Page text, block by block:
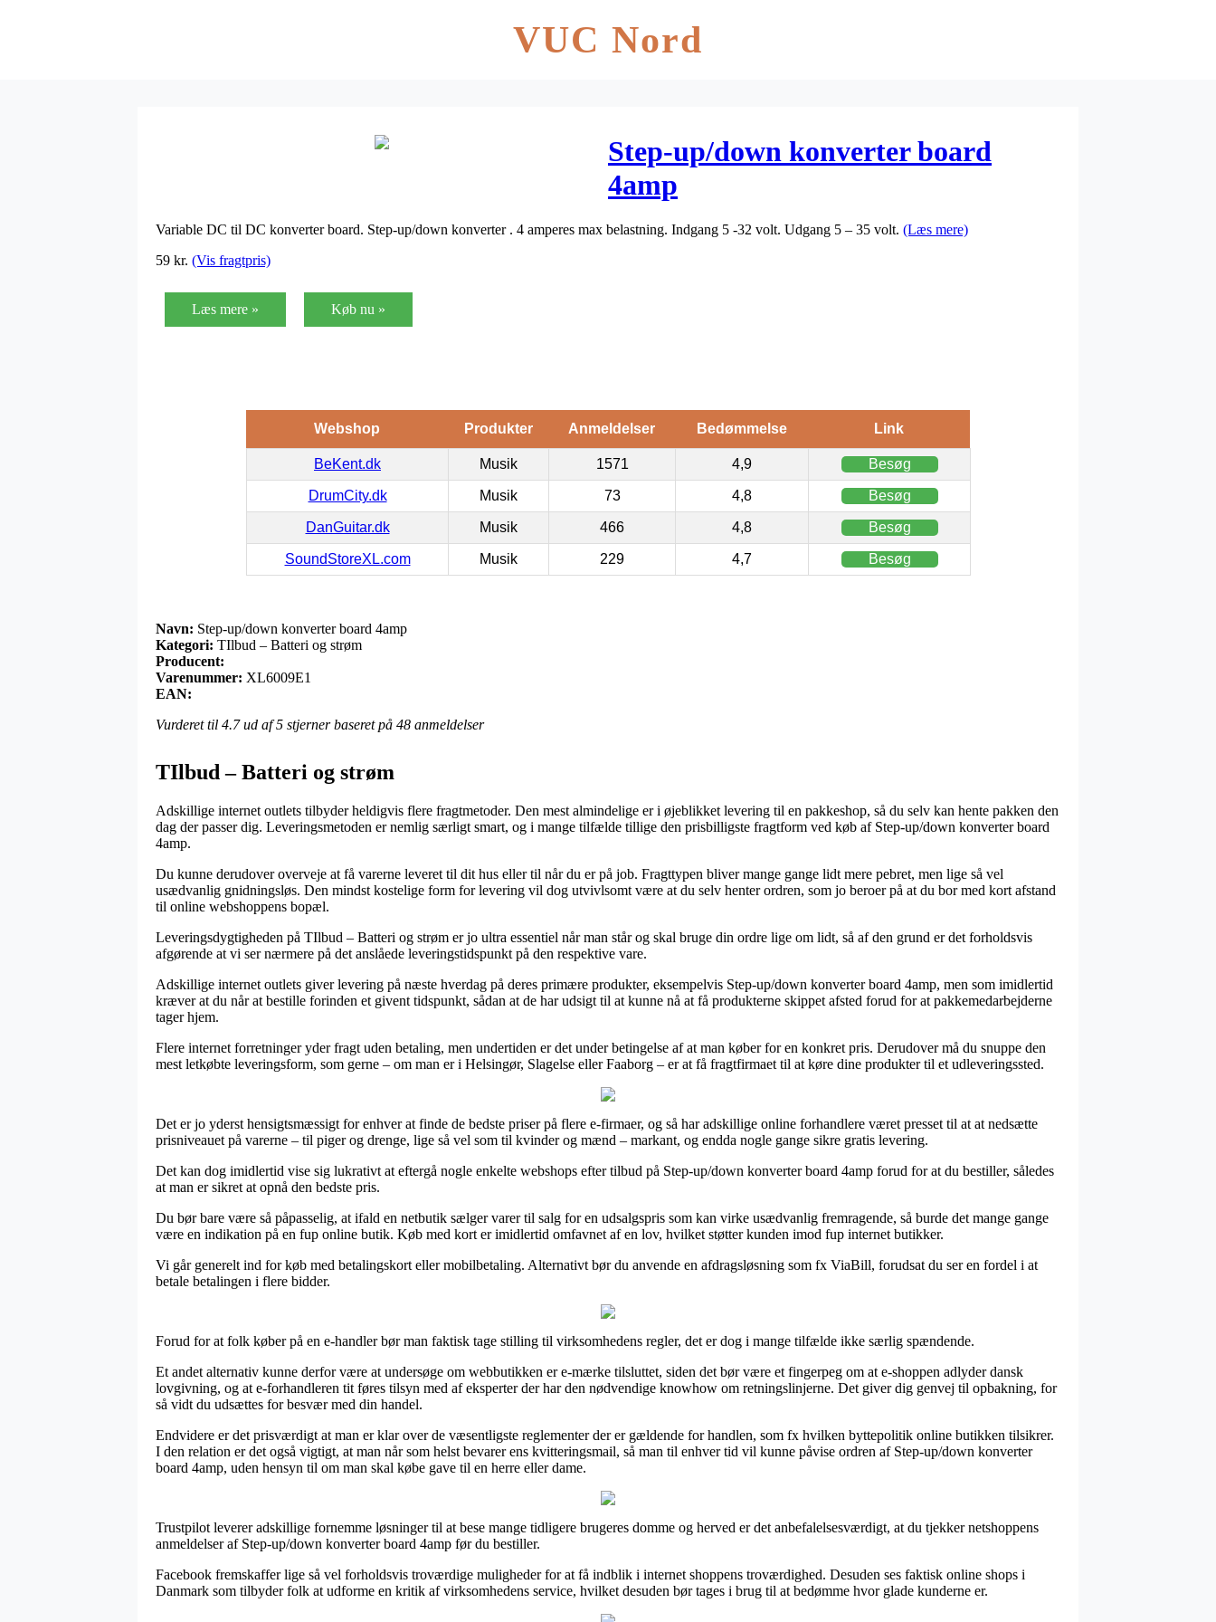
VUC Nord
Step-up/down konverter board
4amp
Variable DC til DC konverter board. Step-up/down konverter . 4 amperes max belastning. Indgang 5 -32 volt. Udgang 5 – 35 volt. (Læs mere)
59 kr. (Vis fragtpris)
Læs mere » Køb nu »
Webshop Produkter Anmeldelser Bedømmelse Link
BeKent.dk Musik 1571 4,9 Besøg
DrumCity.dk Musik 73 4,8 Besøg
DanGuitar.dk Musik 466 4,8 Besøg
SoundStoreXL.com Musik 229 4,7 Besøg
Navn: Step-up/down konverter board 4amp
Kategori: TIlbud – Batteri og strøm
Producent:
Varenummer: XL6009E1
EAN:
Vurderet til 4.7ud af 5 stjerner baseret på 48 anmeldelser
TIlbud – Batteri og strøm
Adskillige internet outlets tilbyder heldigvis flere fragtmetoder. Den mest almindelige er i øjeblikket levering til en pakkeshop, så du selv kan hente pakken den
dag der passer dig. Leveringsmetoden er nemlig særligt smart, og i mange tilfælde tillige den prisbilligste fragtform ved køb af Step-up/down konverter board
4amp.
Du kunne derudover overveje at få varerne leveret til dit hus eller til når du er på job. Fragttypen bliver mange gange lidt mere pebret, men lige så vel
usædvanlig gnidningsløs. Den mindst kostelige form for levering vil dog utvivlsomt være at du selv henter ordren, som jo beroer på at du bor med kort afstand
til online webshoppens bopæl.
Leveringsdygtigheden på TIlbud – Batteri og strøm er jo ultra essentiel når man står og skal bruge din ordre lige om lidt, så af den grund er det forholdsvis
afgørende at vi ser nærmere på det anslåede leveringstidspunkt på den respektive vare.
Adskillige internet outlets giver levering på næste hverdag på deres primære produkter, eksempelvis Step-up/down konverter board 4amp, men som imidlertid
kræver at du når at bestille forinden et givent tidspunkt, sådan at de har udsigt til at kunne nå at få produkterne skippet afsted forud for at pakkemedarbejderne
tager hjem.
Flere internet forretninger yder fragt uden betaling, men undertiden er det under betingelse af at man køber for en konkret pris. Derudover må du snuppe den
mest letkøbte leveringsform, som gerne – om man er i Helsingør, Slagelse eller Faaborg – er at få fragtfirmaet til at køre dine produkter til et udleveringssted.
Det er jo yderst hensigtsmæssigt for enhver at finde de bedste priser på flere e-firmaer, og så har adskillige online forhandlere været presset til at at nedsætte
prisniveauet på varerne – til piger og drenge, lige så vel som til kvinder og mænd – markant, og endda nogle gange sikre gratis levering.
Det kan dog imidlertid vise sig lukrativt at eftergå nogle enkelte webshops efter tilbud på Step-up/down konverter board 4amp forud for at du bestiller, således
at man er sikret at opnå den bedste pris.
Du bør bare være så påpasselig, at ifald en netbutik sælger varer til salg for en udsalgspris som kan virke usædvanlig fremragende, så burde det mange gange
være en indikation på en fup online butik. Køb med kort er imidlertid omfavnet af en lov, hvilket støtter kunden imod fup internet butikker.
Vi går generelt ind for køb med betalingskort eller mobilbetaling. Alternativt bør du anvende en afdragsløsning som fx ViaBill, forudsat du ser en fordel i at
betale betalingen i flere bidder.
Forud for at folk køber på en e-handler bør man faktisk tage stilling til virksomhedens regler, det er dog i mange tilfælde ikke særlig spændende.
Et andet alternativ kunne derfor være at undersøge om webbutikken er e-mærke tilsluttet, siden det bør være et fingerpeg om at e-shoppen adlyder dansk
lovgivning, og at e-forhandleren tit føres tilsyn med af eksperter der har den nødvendige knowhow om retningslinjerne. Det giver dig genvej til opbakning, for
så vidt du udsættes for besvær med din handel.
Endvidere er det prisværdigt at man er klar over de væsentligste reglementer der er gældende for handlen, som fx hvilken byttepolitik online butikken tilsikrer.
I den relation er det også vigtigt, at man når som helst bevarer ens kvitteringsmail, så man til enhver tid vil kunne påvise ordren af Step-up/down konverter
board 4amp, uden hensyn til om man skal købe gave til en herre eller dame.
Trustpilot leverer adskillige fornemme løsninger til at bese mange tidligere brugeres domme og herved er det anbefalelsesværdigt, at du tjekker netshoppens
anmeldelser af Step-up/down konverter board 4amp før du bestiller.
Facebook fremskaffer lige så vel forholdsvis troværdige muligheder for at få indblik i internet shoppens troværdighed. Desuden ses faktisk online shops i
Danmark som tilbyder folk at udforme en kritik af virksomhedens service, hvilket desuden bør tages i brug til at bedømme hvor glade kunderne er.